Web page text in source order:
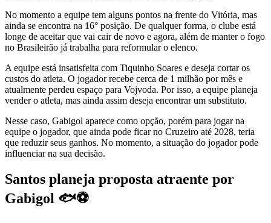
No momento a equipe tem alguns pontos na frente do Vitória, mas
ainda se encontra na 16° posição. De qualquer forma, o clube está
longe de aceitar que vai cair de novo e agora, além de manter o fogo
no Brasileirão já trabalha para reformular o elenco.
A equipe está insatisfeita com Tiquinho Soares e deseja cortar os
custos do atleta. O jogador recebe cerca de 1 milhão por mês e
atualmente perdeu espaço para Vojvoda. Por isso, a equipe planeja
vender o atleta, mas ainda assim deseja encontrar um substituto.
Nesse caso, Gabigol aparece como opção, porém para jogar na
equipe o jogador, que ainda pode ficar no Cruzeiro até 2028, teria
que reduzir seus ganhos. No momento, a situação do jogador pode
influenciar na sua decisão.
Santos planeja proposta atraente por
Gabigol 🐟⚽